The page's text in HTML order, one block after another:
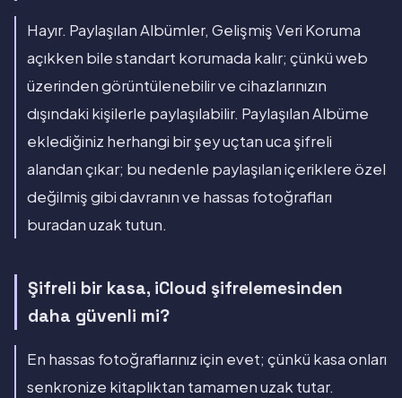
Hayır. Paylaşılan Albümler, Gelişmiş Veri Koruma
açıkken bile standart korumada kalır; çünkü web
üzerinden görüntülenebilir ve cihazlarınızın
dışındaki kişilerle paylaşılabilir. Paylaşılan Albüme
eklediğiniz herhangi bir şey uçtan uca şifreli
alandan çıkar; bu nedenle paylaşılan içeriklere özel
değilmiş gibi davranın ve hassas fotoğrafları
buradan uzak tutun.
Şifreli bir kasa, iCloud şifrelemesinden
daha güvenli mi?
En hassas fotoğraflarınız için evet; çünkü kasa onları
senkronize kitaplıktan tamamen uzak tutar.